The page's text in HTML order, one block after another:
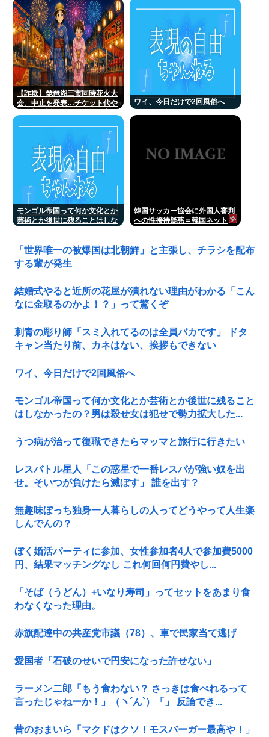
語”お受験”事情・学習法を徹底
解説
【詐欺】琵琶湖三市同時花火大
会、中止を発表…チケット代や
ワイ、今日だけで2回風俗へ
モンゴル帝国って何か文化とか
芸術とか後世に残ることはしな
韓国サッカー協会に外国人審判
への性接待疑惑＝韓国ネット
「世界唯一の被爆国は北朝鮮」と主張し、チラシを配布
する輩が発生
結婚式やると近所の花屋が潰れない理由がわかる「こん
なに金取るのかよ！？」って驚くぞ
刺青の彫り師「スミ入れてるのは全員バカです」 ドタ
キャン当たり前、カネはない、挨拶もできない
ワイ、今日だけで2回風俗へ
モンゴル帝国って何か文化とか芸術とか後世に残ること
はしなかったの？男は殺せ女は犯せで勢力拡大した...
うつ病が治って復職できたらマッマと旅行に行きたい
レスバトル星人「この惑星で一番レスバが強い奴を出
せ。そいつが負けたら滅ぼす」 誰を出す？
無趣味ぼっち独身一人暮らしの人ってどうやって人生楽
しんでんの？
ぼく婚活パーティに参加、女性参加者4人で参加費5000
円、結果マッチングなし これ何回何円費やし...
「そば（うどん）+いなり寿司」ってセットをあまり食
わなくなった理由。
赤旗配達中の共産党市議（78）、車で民家当て逃げ
愛国者「石破のせいで円安になった許せない」
ラーメン二郎「もう食わない？ さっきは食べれるって
言ったじゃねーか！」（ヽ´ん`）「」 反論でき...
昔のおまいら「マクドはクソ！モスバーガー最高や！」